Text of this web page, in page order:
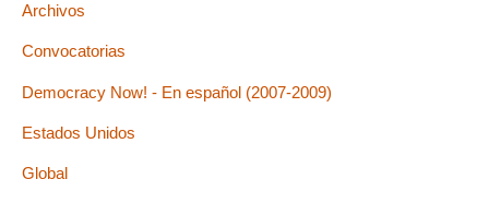
Archivos
Convocatorias
Democracy Now! - En español (2007-2009)
Estados Unidos
Global